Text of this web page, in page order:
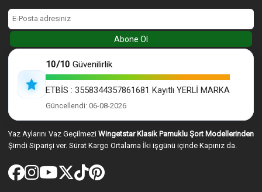
Abone Ol
10/10 Güvenilirlik
ETBİS : 3558344357861681 Kayıtlı YERLİ MARKA
Güncellendi: 06-08-2026
Yaz Aylarını Vaz Geçilmezi Wingetstar Klasik Pamuklu Şort Modellerinden
Şimdi Siparişi ver. Sürat Kargo Ortalama İki işgünü içinde Kapınız da.